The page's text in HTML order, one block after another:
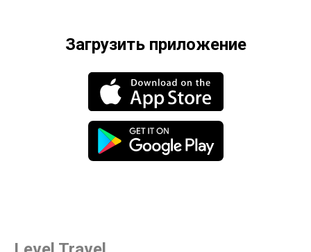
Загрузить приложение